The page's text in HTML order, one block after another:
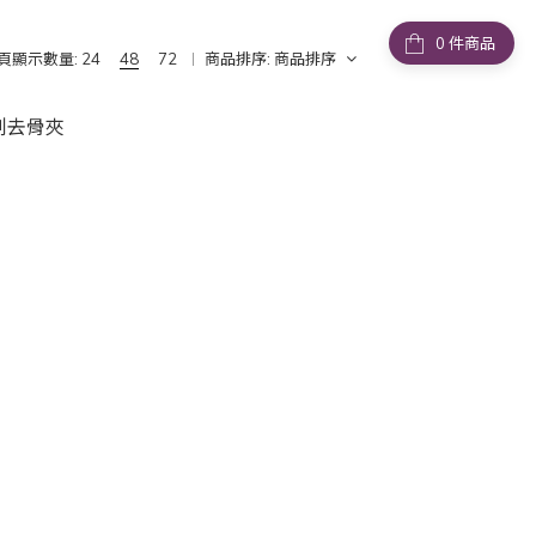
件商品
顯示數量: 24 48 72 商品排序: 商品排序